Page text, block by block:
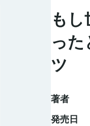
も
っ
ツ
著者
発売日